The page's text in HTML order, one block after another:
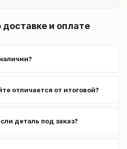
и оплате
отличается от итоговой?
деталь под заказ?